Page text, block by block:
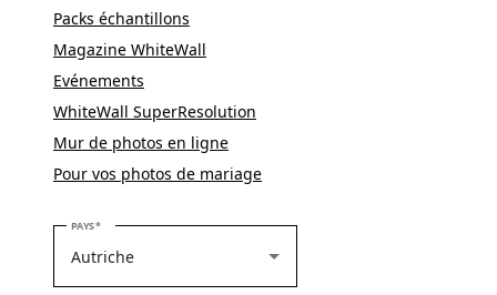
Packs échantillons
Magazine WhiteWall
Evénements
WhiteWall SuperResolution
Mur de photos en ligne
Pour vos photos de mariage
PAYSVEUILLEZ SÉLECTIONNER VOTRE PAYS